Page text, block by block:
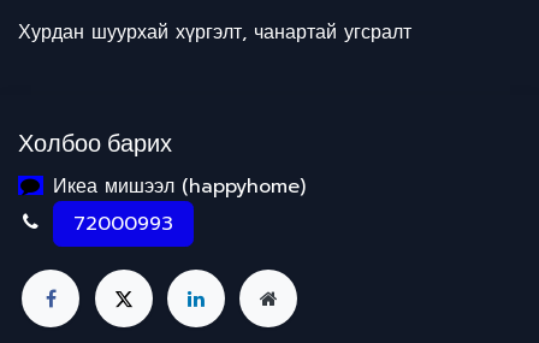
Хурдан шуурхай хүргэлт, чанартай угсралт
Холбоо барих
Икеа мишээл (happyhome)
72000993